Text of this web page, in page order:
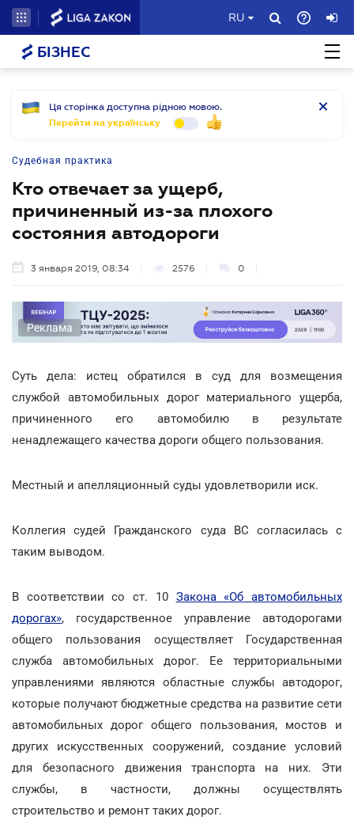
RU
БІЗНЕС
Ця сторінка доступна рідною мовою.
Перейти на українську
Судебная практика
Кто отвечает за ущерб,
причиненный из-за плохого
состояния автодороги
3 января 2019, 08:34 2576 0
Реклама
Суть дела: истец обратился в суд для возмещения
службой автомобильных дорог материального ущерба,
причиненного его автомобилю в результате
ненадлежащего качества дороги общего пользования.
Местный и апелляционный суды удовлетворили иск.
Коллегия судей Гражданского суда ВС согласилась с
таким выводом.
В соответствии со ст. 10 Закона «Об автомобильных
дорогах», государственное управление автодорогами
общего пользования осуществляет Государственная
служба автомобильных дорог. Ее территориальными
управлениями являются областные службы автодорог,
которые получают бюджетные средства на развитие сети
автомобильных дорог общего пользования, мостов и
других искусственных сооружений, создание условий
для безопасного движения транспорта на них. Эти
службы, в частности, должны осуществлять
строительство и ремонт таких дорог.